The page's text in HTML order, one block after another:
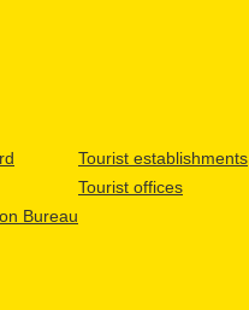
Bureau
Tourist establishments
Tourist offices